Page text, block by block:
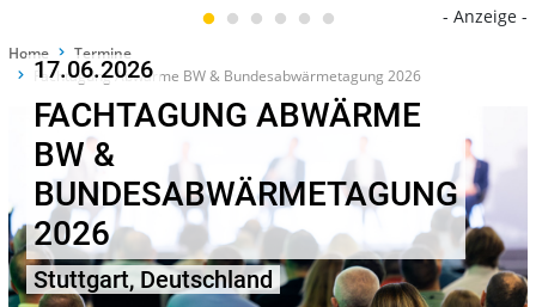
- Anzeige -
Home
Termine
Fachtagung Abwärme BW & Bundesabwärmetagung 2026
17.06.2026
FACHTAGUNG ABWÄRME
BW &
BUNDESABWÄRMETAGUNG
2026
Stuttgart, Deutschland